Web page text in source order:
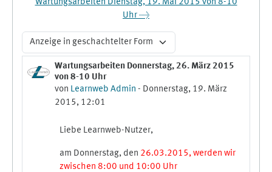
Wartungsarbeiten Dienstag, 19. Mai 2015 von 8-10
Uhr →
Anzeigemodus
Wartungsarbeiten Donnerstag, 26. März 2015
von 8-10 Uhr
von Learnweb Admin - Donnerstag, 19. März
2015, 12:01
Anzahl Antworten: 0
Liebe Learnweb-Nutzer,
am Donnerstag, den 26.03.2015, werden wir
zwischen 8:00 und 10:00 Uhr